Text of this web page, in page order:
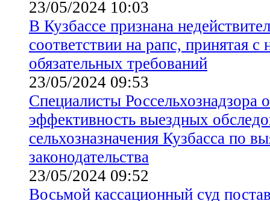
23/05/2024 10:03
В Кузбассе признана
соответствии на рапс, принятая
обязательных требований
23/05/2024 09:53
Специалисты Россельхознадзора
эффективность выездных
сельхозназначения Кузбасса по
законодательства
23/05/2024 09:52
Восьмой кассационный суд